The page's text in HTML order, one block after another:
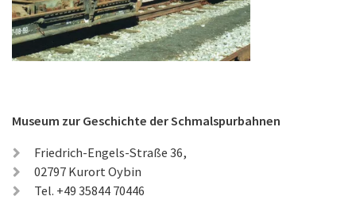
Museum zur Geschichte der Schmalspurbahnen
Friedrich-Engels-Straße 36,
02797 Kurort Oybin
Tel. +49 35844 70446